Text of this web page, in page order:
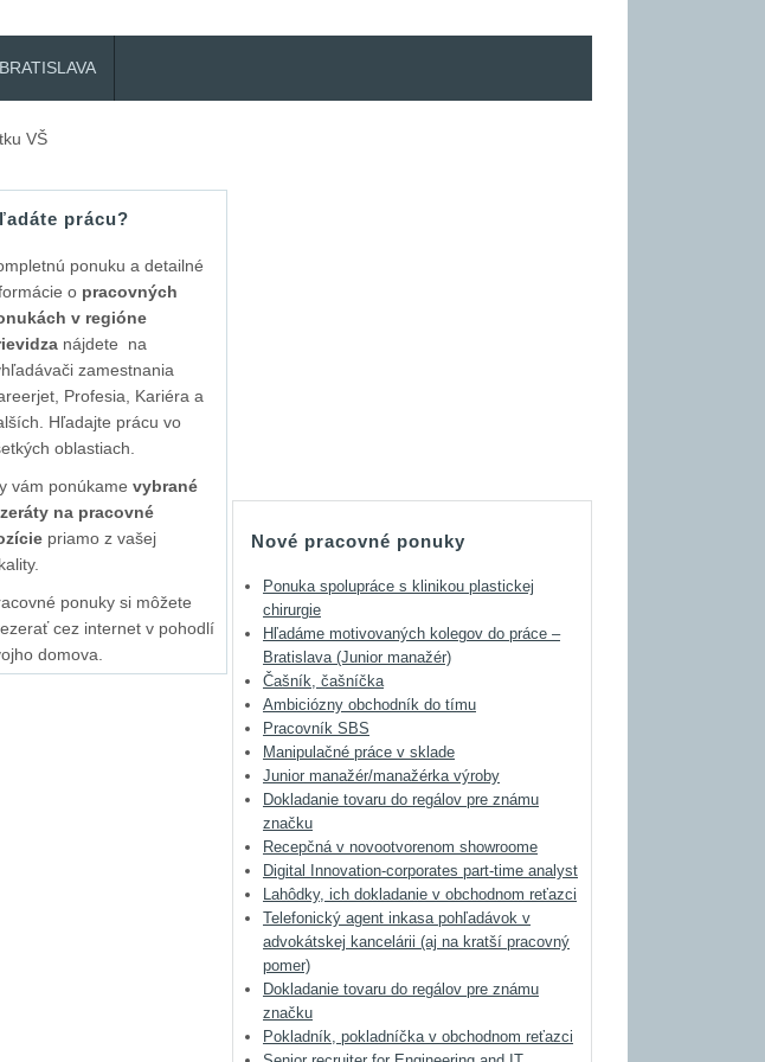
VŠ
prácu?
ponuku a detailné
o pracovných
v regióne
nájdete na
zamestnania
Profesia, Kariéra a
Hľadajte prácu vo
oblastiach.
vám ponúkame vybrané
na pracovné
priamo z vašej
ponuky si môžete
cez internet v pohodlí
domova.
Nové pracovné ponuky
Ponuka spolupráce s klinikou plastickej
chirurgie
Hľadáme motivovaných kolegov do práce –
Bratislava (Junior manažér)
Čašník, čašníčka
Ambiciózny obchodník do tímu
Pracovník SBS
Manipulačné práce v sklade
Junior manažér/manažérka výroby
Dokladanie tovaru do regálov pre známu
značku
Recepčná v novootvorenom showroome
Digital Innovation-corporates part-time analyst
Lahôdky, ich dokladanie v obchodnom reťazci
Telefonický agent inkasa pohľadávok v
advokátskej kancelárii (aj na kratší pracovný
pomer)
Dokladanie tovaru do regálov pre známu
značku
Pokladník, pokladníčka v obchodnom reťazci